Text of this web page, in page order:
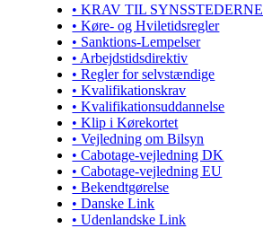
• KRAV TIL SYNSSTEDERNE
• Køre- og Hviletidsregler
• Sanktions-Lempelser
• Arbejdstidsdirektiv
• Regler for selvstændige
• Kvalifikationskrav
• Kvalifikationsuddannelse
• Klip i Kørekortet
• Vejledning om Bilsyn
• Cabotage-vejledning DK
• Cabotage-vejledning EU
• Bekendtgørelse
• Danske Link
• Udenlandske Link